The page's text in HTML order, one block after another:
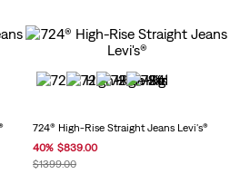
724® High-Rise Straight Jeans Levi's®
40% $839.00
$1399.00